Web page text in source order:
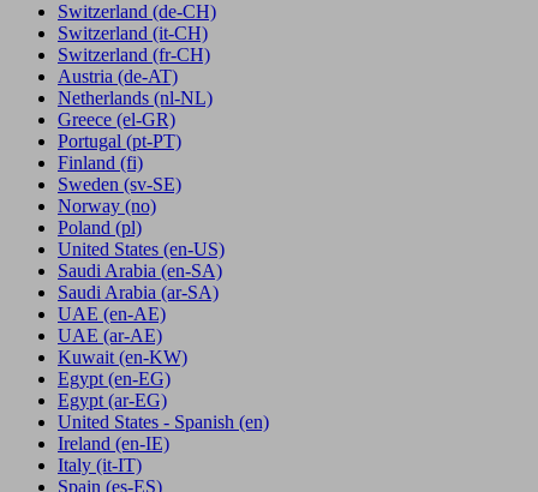
Switzerland (de-CH)
Switzerland (it-CH)
Switzerland (fr-CH)
Austria (de-AT)
Netherlands (nl-NL)
Greece (el-GR)
Portugal (pt-PT)
Finland (fi)
Sweden (sv-SE)
Norway (no)
Poland (pl)
United States (en-US)
Saudi Arabia (en-SA)
Saudi Arabia (ar-SA)
UAE (en-AE)
UAE (ar-AE)
Kuwait (en-KW)
Egypt (en-EG)
Egypt (ar-EG)
United States - Spanish (en)
Ireland (en-IE)
Italy (it-IT)
Spain (es-ES)